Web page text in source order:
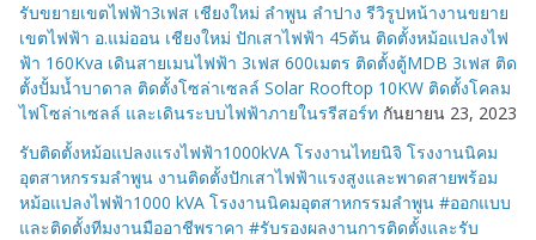
รับขยายเขตไฟฟ้า3เฟส เชียงใหม่ ลำพูน ลำปาง รีวิรูปหน้างานขยาย
เขตไฟฟ้า อ.แม่ออน เชียงใหม่ ปักเสาไฟฟ้า 45ต้น ติดตั้งหม้อแปลงไฟ
ฟ้า 160Kva เดินสายเมนไฟฟ้า 3เฟส 600เมตร ติดตั้งตู้MDB 3เฟส ติด
ตั้งปั้มน้ำบาดาล ติดตั้งโซล่าเซลล์ Solar Rooftop 10KW ติดตั้งโคลม
ไฟโซล่าเซลล์ และเดินระบบไฟฟ้าภายในรรีสอร์ท กันยายน 23, 2023
รับติดตั้งหม้อแปลงแรงไฟฟ้า1000kVA โรงงานไทยนิจิ โรงงานนิคม
อุตสาหกรรมลำพูน งานติดตั้งปักเสาไฟฟ้าแรงสูงและพาดสายพร้อม
หม้อแปลงไฟฟ้า1000 kVA โรงงานนิคมอุตสาหกรรมลำพูน #ออกแบบ
และติดตั้งทีมงานมืออาชีพราคา #รับรองผลงานการติดตั้งและรับ